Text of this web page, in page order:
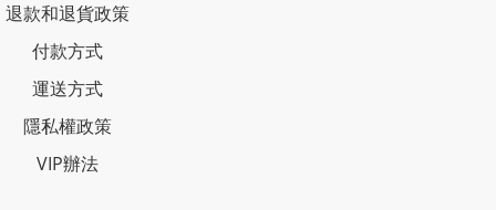
退款和退貨政策
付款方式
運送方式
隱私權政策
VIP辦法